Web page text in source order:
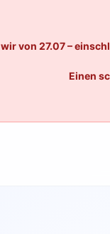
von 27.07 –
Einen